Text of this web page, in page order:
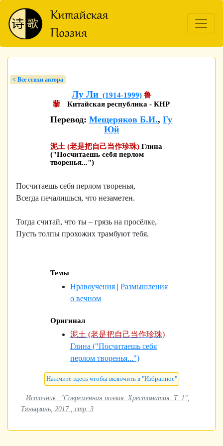
< Bсе стихи автора
Лу Ли (1914-1999) 鲁
藜
Китайская республика - КНР
Перевод:Мещеряков Б.И.,Гу
Юй
泥土 (老是把自己当作珍珠) Глина
("Посчитаешь себя перлом
творенья...")
Посчитаешь себя перлом творенья,
Всегда печалишься, что незаметен.
Тогда считай, что ты – грязь на просёлке,
Пусть толпы прохожих трамбуют тебя.
Темы
Нравоучения | Размышления
о вечном
Оригинал
泥土 (老是把自己当作珍珠)
Глина ("Посчитаешь себя
перлом творенья...")
Источник: "Современная поэзия. Хрестоматия. Т. 1",
Тяньцзинь, 2017 , стр. 3